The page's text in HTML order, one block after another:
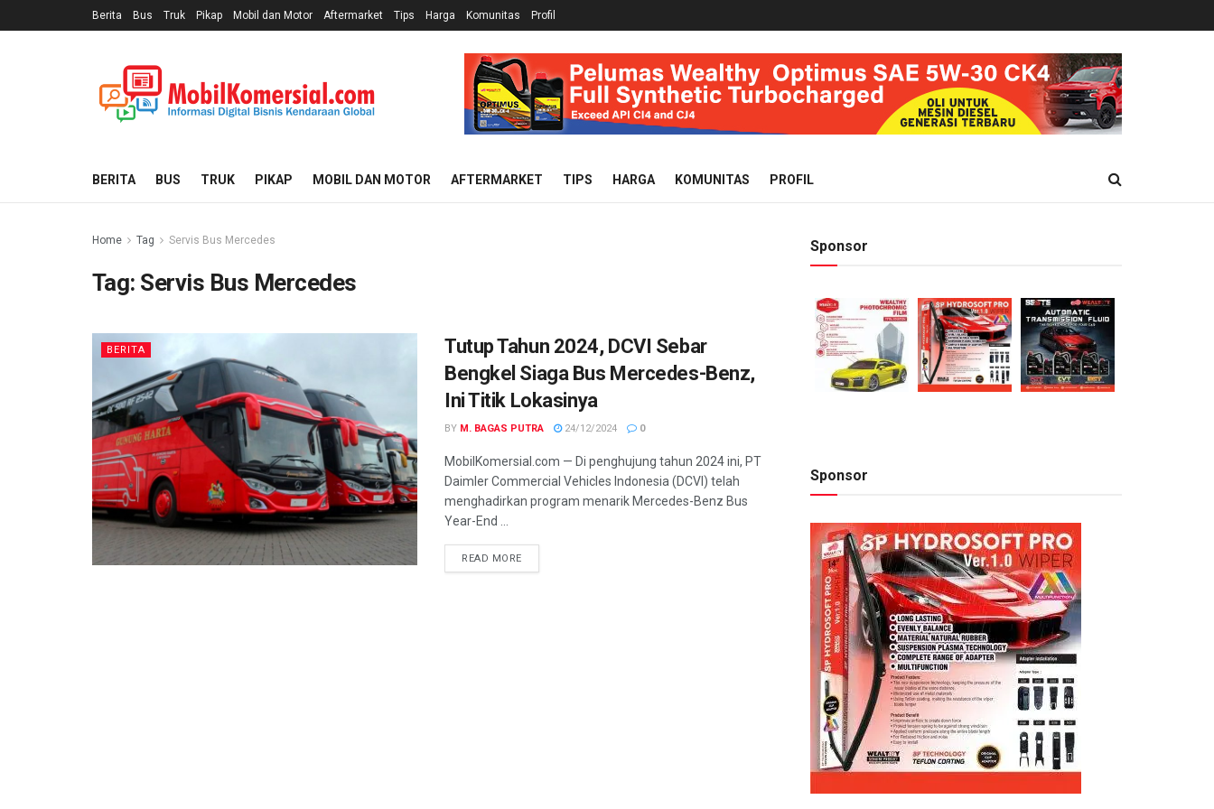
Berita Bus Truk Pikap Mobil dan Motor Aftermarket Tips Harga Komunitas Profil
BERITA BUS TRUK PIKAP MOBIL DAN MOTOR AFTERMARKET TIPS HARGA KOMUNITAS PROFIL
Home Tag Servis Bus Mercedes
Tag: Servis Bus Mercedes
BERITA
Tutup Tahun 2024, DCVI Sebar
Bengkel Siaga Bus Mercedes-Benz,
Ini Titik Lokasinya
BY M. BAGAS PUTRA 24/12/2024 0
MobilKomersial.com — Di penghujung tahun 2024 ini, PT
Daimler Commercial Vehicles Indonesia (DCVI) telah
menghadirkan program menarik Mercedes-Benz Bus
Year-End ...
READ MORE
Sponsor
Sponsor